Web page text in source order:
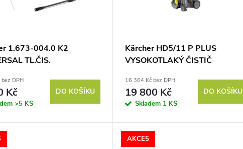
1.673-004.0 K2
TL.ČIS.
DPH
Kč
>5 KS
DO KOŠÍKU
Kärcher HD5/11 P PLUS
VYSOKOTLAKÝ ČISTIČ
16 364 Kč bez DPH
19 800 Kč
Skladem 1 KS
DO KOŠÍKU
AKCE5